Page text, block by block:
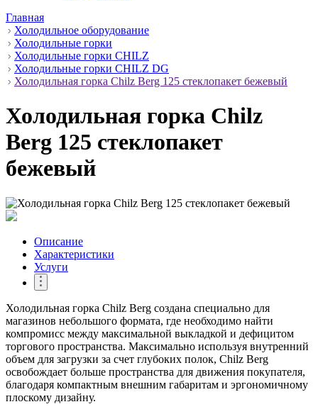
Главная
Холодильное оборудование
Холодильные горки
Холодильные горки CHILZ
Холодильные горки CHILZ DG
Холодильная горка Chilz Berg 125 стеклопакет бежевый
Холодильная горка Chilz
Berg 125 стеклопакет
бежевый
Описание
Характеристики
Услуги
​Холодильная горка Chilz Berg создана специально для
магазинов небольшого формата, где необходимо найти
компромисс между максимальной выкладкой и дефицитом
торгового пространства. Максимально используя внутренний
объем для загрузки за счет глубоких полок, Chilz Berg
освобождает больше пространства для движения покупателя,
благодаря компактным внешним габаритам и эргономичному
плоскому дизайну.